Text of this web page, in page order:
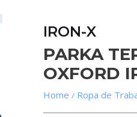
IRON-X
PARKA
OXFORD
Ropa de